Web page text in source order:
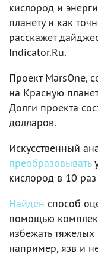
кислород и
планету и как
расскажет
Indicator.Ru.
Проект MarsOne,
на Красную
Долги проекта
долларов.
Искусственный
преобразовывать
кислород в 10
Найден способ
помощью
избежать
например, язв и